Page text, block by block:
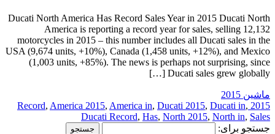
Ducati North America Has Record Sales Year in 2015 Ducati North
America is reporting a record year for sales, selling 12,132
motorcycles in 2015 – this number includes all Ducati sales in the
USA (9,674 units, +10%), Canada (1,458 units, +12%), and Mexico
(1,003 units, +85%). The news is perhaps not surprising, since
Ducati sales grew globally […]
ماشین 2015
2015 Record
, America 2015, America in, Ducati 2015, Ducati in,
Ducati Record, Has, North 2015, North in, Sales
جستجو برای: